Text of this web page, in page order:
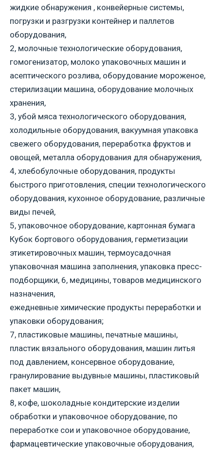
жидкие обнаружения , конвейерные системы,
погрузки и разгрузки контейнер и паллетов
оборудования,
2, молочные технологические оборудования,
гомогенизатор, молоко упаковочных машин и
асептического розлива, оборудование мороженое,
стерилизации машина, оборудование молочных
хранения,
3, убой мяса технологического оборудования,
холодильные оборудования, вакуумная упаковка
свежего оборудования, переработка фруктов и
овощей, металла оборудования для обнаружения,
4, хлебобулочные оборудования, продукты
быстрого приготовления, специи технологического
оборудования, кухонное оборудование, различные
виды печей,
5, упаковочное оборудование, картонная бумага
Кубок бортового оборудования, герметизации
этикетировочных машин, термоусадочная
упаковочная машина заполнения, упаковка пресс-
подборщики, 6, медицины, товаров медицинского
назначения,
ежедневные химические продукты переработки и
упаковки оборудования;
7, пластиковые машины, печатные машины,
пластик вязального оборудования, машин литья
под давлением, консервное оборудование,
гранулирование выдувные машины, пластиковый
пакет машин,
8, кофе, шоколадные кондитерские изделии
обработки и упаковочное оборудование, по
переработке сои и упаковочное оборудование,
фармацевтические упаковочные оборудования,